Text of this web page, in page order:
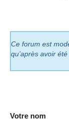
Ce forum est
qu’après avoir
Votre nom